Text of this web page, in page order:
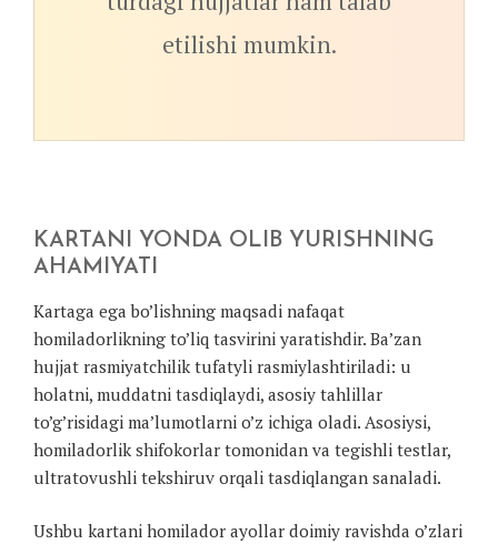
etilishi mumkin.
KARTANI YONDA OLIB YURISHNING
AHAMIYATI
Kartaga ega bo’lishning maqsadi nafaqat
homiladorlikning to’liq tasvirini yaratishdir. Ba’zan
hujjat rasmiyatchilik tufatyli rasmiylashtiriladi: u
holatni, muddatni tasdiqlaydi, asosiy tahlillar
to’g’risidagi ma’lumotlarni o’z ichiga oladi. Asosiysi,
homiladorlik shifokorlar tomonidan va tegishli testlar,
ultratovushli tekshiruv orqali tasdiqlangan sanaladi.
Ushbu kartani homilador ayollar doimiy ravishda o’zlari